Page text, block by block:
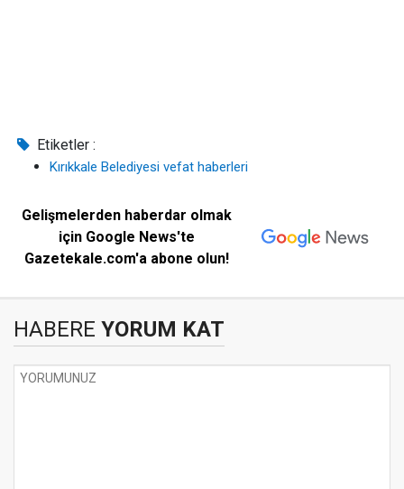
Etiketler :
Kırıkkale Belediyesi vefat haberleri
Gelişmelerden haberdar olmak
için Google News'te
Gazetekale.com'a abone olun!
HABERE YORUM KAT